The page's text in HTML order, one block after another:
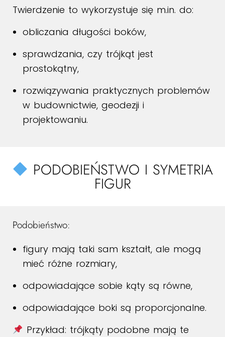
Twierdzenie to wykorzystuje się m.in. do:
obliczania długości boków,
sprawdzania, czy trójkąt jest
prostokątny,
rozwiązywania praktycznych problemów
w budownictwie, geodezji i
projektowaniu.
PODOBIEŃSTWO I SYMETRIA
FIGUR
Podobieństwo:
figury mają taki sam kształt, ale mogą
mieć różne rozmiary,
odpowiadające sobie kąty są równe,
odpowiadające boki są proporcjonalne.
Przykład: trójkąty podobne mają te